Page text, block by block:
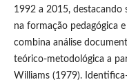
1992 a 2015, destacando
na formação pedagógica
combina análise
teórico-metodológica a
Williams (1979).